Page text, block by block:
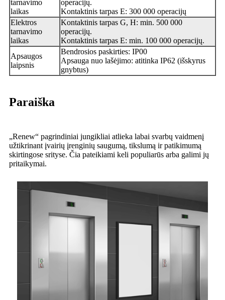
tarnavimo
laikas
operacijų.
Kontaktinis tarpas E: 300 000 operacijų
Elektros
tarnavimo
laikas
Kontaktinis tarpas G, H: min. 500 000
operacijų.
Kontaktinis tarpas E: min. 100 000 operacijų.
Apsaugos
laipsnis
Bendrosios paskirties: IP00
Apsauga nuo lašėjimo: atitinka IP62 (išskyrus
gnybtus)
Paraiška
„Renew“ pagrindiniai jungikliai atlieka labai svarbų vaidmenį
užtikrinant įvairių įrenginių saugumą, tikslumą ir patikimumą
skirtingose ​​srityse. Čia pateikiami keli populiarūs arba galimi jų
pritaikymai.